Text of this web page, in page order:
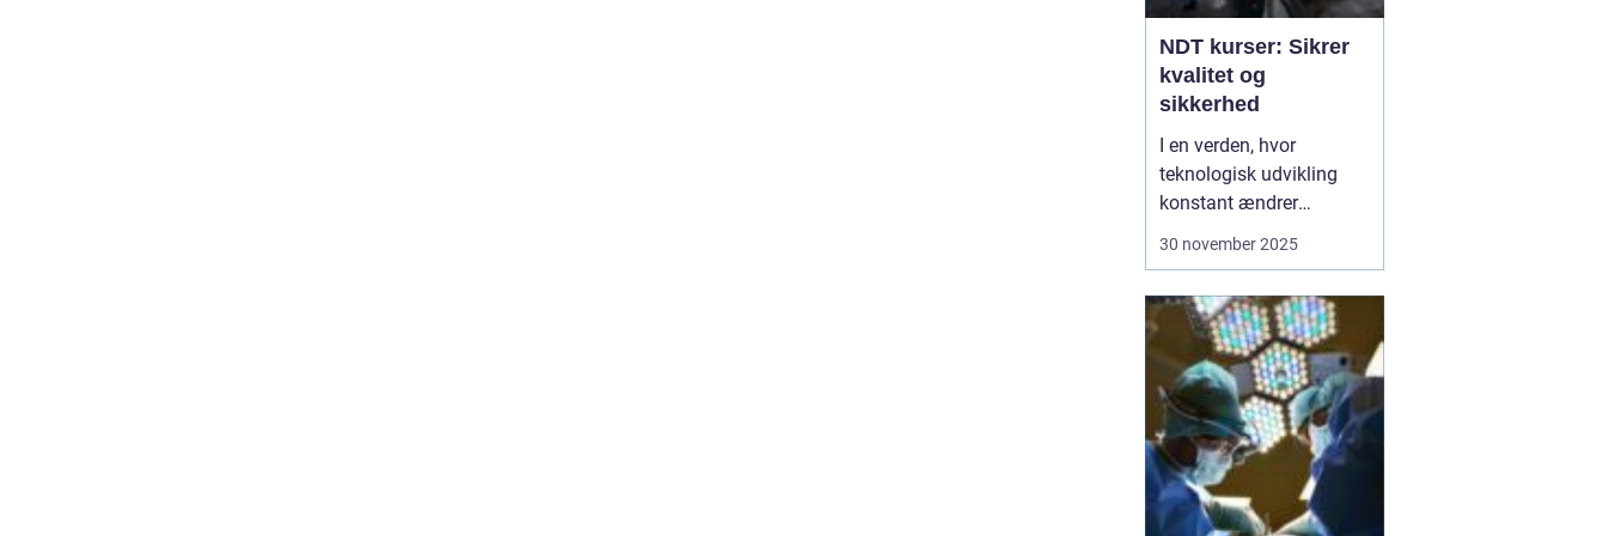
NDT kurser: Sikrer
kvalitet og
sikkerhed
I en verden, hvor
teknologisk udvikling
konstant ændrer
industristandarder, bliver
Ikke-destruktiv testning,
eller NDT, er en metode,
der anvendes til at
evaluere egenskaberne
ved et materiale, ...
30 november 2025